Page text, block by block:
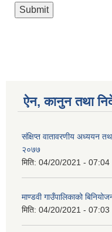
ऐन, कानुन तथा
संक्षिप्त वातावरणीय अध्ययन
२०७७
मिति: 04/20/2021 - 07:04
माण्डवी गाउँपालिकाको
मिति: 04/20/2021 - 07:03